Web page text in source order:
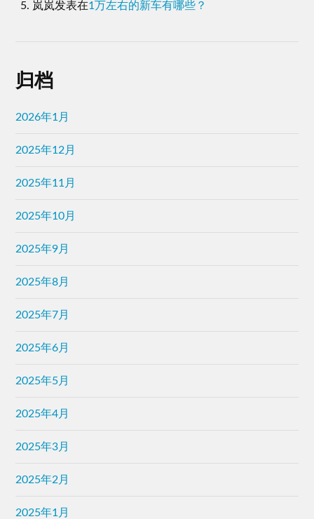
岚岚发表在1万左右的新车有哪些？
归档
2026年1月
2025年12月
2025年11月
2025年10月
2025年9月
2025年8月
2025年7月
2025年6月
2025年5月
2025年4月
2025年3月
2025年2月
2025年1月